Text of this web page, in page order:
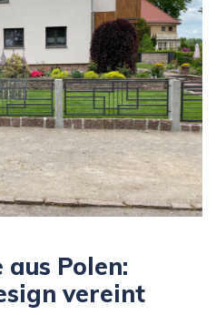
aus Polen:
vereint